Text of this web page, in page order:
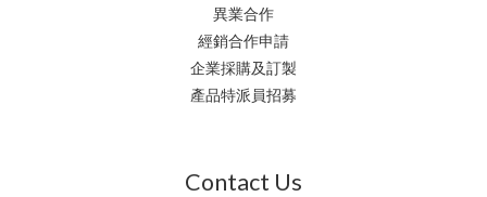
異業合作
經銷合作申請
企業採購及訂製
產品特派員招募
Contact Us